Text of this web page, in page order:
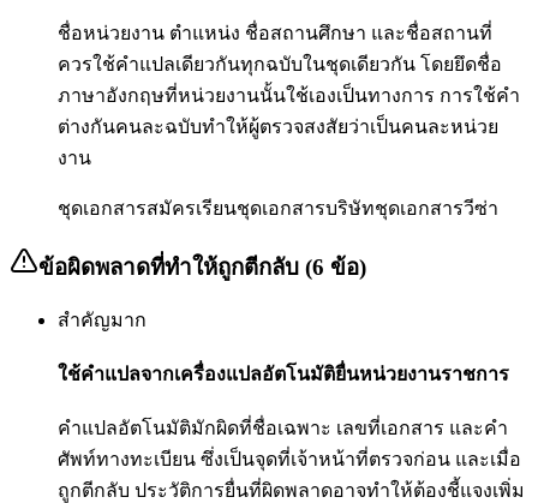
ชื่อหน่วยงาน ตำแหน่ง ชื่อสถานศึกษา และชื่อสถานที่
ควรใช้คำแปลเดียวกันทุกฉบับในชุดเดียวกัน โดยยึดชื่อ
ภาษาอังกฤษที่หน่วยงานนั้นใช้เองเป็นทางการ การใช้คำ
ต่างกันคนละฉบับทำให้ผู้ตรวจสงสัยว่าเป็นคนละหน่วย
งาน
ชุดเอกสารสมัครเรียนชุดเอกสารบริษัทชุดเอกสารวีซ่า
ข้อผิดพลาดที่ทำให้ถูกตีกลับ (6 ข้อ)
สำคัญมาก
ใช้คำแปลจากเครื่องแปลอัตโนมัติยื่นหน่วยงานราชการ
คำแปลอัตโนมัติมักผิดที่ชื่อเฉพาะ เลขที่เอกสาร และคำ
ศัพท์ทางทะเบียน ซึ่งเป็นจุดที่เจ้าหน้าที่ตรวจก่อน และเมื่อ
ถูกตีกลับ ประวัติการยื่นที่ผิดพลาดอาจทำให้ต้องชี้แจงเพิ่ม